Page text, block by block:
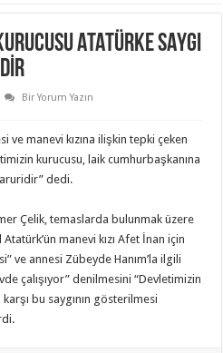
ATATÜRKE SAYGI
Bir Yorum Yazın
ve manevi kızına ilişkin tepki çeken
kurucusu, laik cumhurbaşkanına
dedi.
Çelik, temaslarda bulunmak üzere
manevi kızı Afet İnan için
ve annesi Zübeyde Hanım’la ilgili
çalışıyor” denilmesini “Devletimizin
bu saygının gösterilmesi